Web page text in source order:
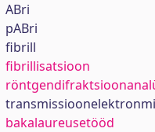
ABri
pABri
fibrill
fibrillisatsioon
bakalaureusetööd